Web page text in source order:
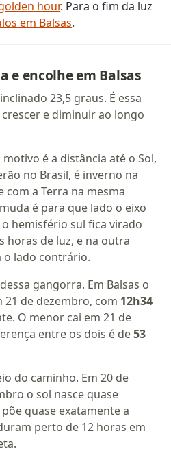
hour. Para o fim da luz
em Balsas.
e encolhe em Balsas
23,5 graus. É essa
e diminuir ao longo
é a distância até o Sol,
no Brasil, é inverno na
com a Terra na mesma
é para que lado o eixo
hemisfério sul fica virado
horas de luz, e na outra
o lado contrário.
gangorra. Em Balsas o
21 de dezembro, com 12h34
O menor cai em 21 de
entre os dois é de53
do caminho. Em 20 de
o sol nasce quase
quase exatamente a
perto de 12 horas em